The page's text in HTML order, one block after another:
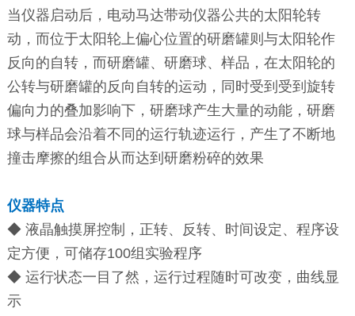
当仪器启动后，电动马达带动仪器公共的太阳轮转
动，而位于太阳轮上偏心位置的研磨罐则与太阳轮作
反向的自转，而研磨罐、研磨球、样品，在太阳轮的
公转与研磨罐的反向自转的运动，同时受到受到旋转
偏向力的叠加影响下，研磨球产生大量的动能，研磨
球与样品会沿着不同的运行轨迹运行，产生了不断地
撞击摩擦的组合从而达到研磨粉碎的效果
仪器特点
◆ 液晶触摸屏控制，正转、反转、时间设定、程序设
定方便，可储存100组实验程序
◆ 运行状态一目了然，运行过程随时可改变，曲线显
示